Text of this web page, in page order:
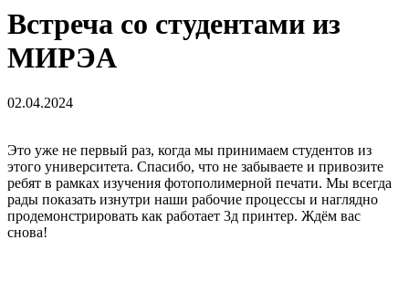
Встреча со студентами из
МИРЭА
02.04.2024
Это уже не первый раз, когда мы принимаем студентов из
этого университета. Спасибо, что не забываете и привозите
ребят в рамках изучения фотополимерной печати. Мы всегда
рады показать изнутри наши рабочие процессы и наглядно
продемонстрировать как работает 3д принтер. Ждём вас
снова!